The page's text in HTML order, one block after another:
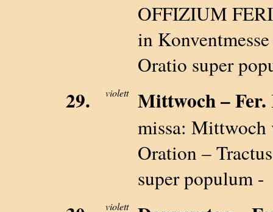
OFFIZIUM
in
Oratio super
29. violett Mittwoch –
missa: Mittwoch
Oration –
super populum -
violett